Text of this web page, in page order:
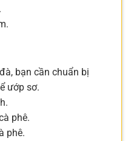
bạn cần chuẩn bị
ướp sơ.
phê.
phê.